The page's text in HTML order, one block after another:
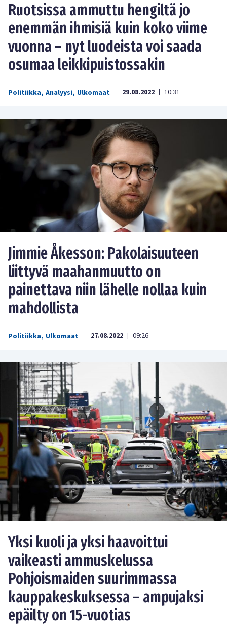
Ruotsissa ammuttu hengiltä jo
enemmän ihmisiä kuin koko viime
vuonna – nyt luodeista voi saada
osumaa leikkipuistossakin
Politiikka, Analyysi, Ulkomaat 29.08.2022 | 10:31
Jimmie Åkesson: Pakolaisuuteen
liittyvä maahanmuutto on
painettava niin lähelle nollaa kuin
mahdollista
Politiikka, Ulkomaat 27.08.2022 | 09:26
Yksi kuoli ja yksi haavoittui
vaikeasti ammuskelussa
Pohjoismaiden suurimmassa
kauppakeskuksessa – ampujaksi
epäilty on 15-vuotias